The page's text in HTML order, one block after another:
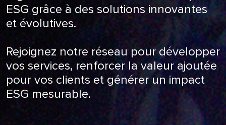
ESG grâce à des solutions innovantes
et évolutives.
Rejoignez notre réseau pour développer
vos services, renforcer la valeur ajoutée
pour vos clients et générer un impact
ESG mesurable.